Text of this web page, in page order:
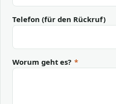
Telefon (für den Rückruf)
Worum geht es? *